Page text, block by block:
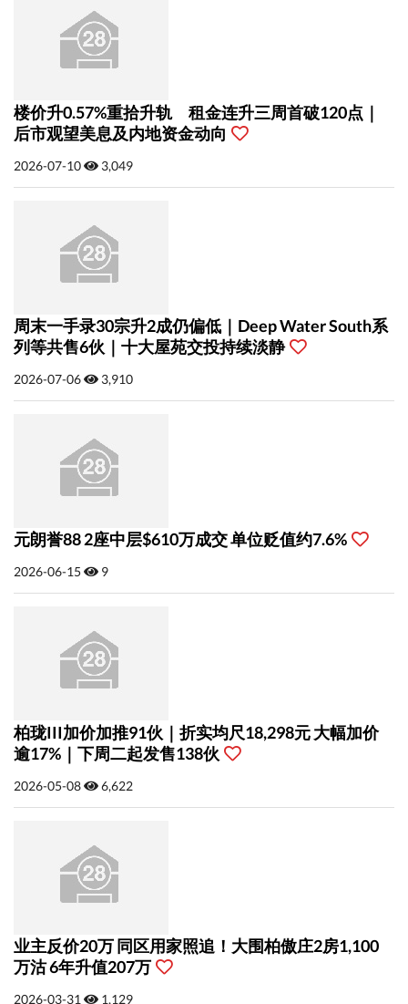
楼价升0.57%重拾升轨 租金连升三周首破120点｜
后市观望美息及内地资金动向
2026-07-10 3,049
周末一手录30宗升2成仍偏低｜Deep Water South系
列等共售6伙｜十大屋苑交投持续淡静
2026-07-06 3,910
元朗誉88 2座中层$610万成交 单位贬值约7.6%
2026-06-15 9
柏珑III加价加推91伙｜折实均尺18,298元 大幅加价
逾17%｜下周二起发售138伙
2026-05-08 6,622
业主反价20万 同区用家照追！大围柏傲庄2房1,100
万沽 6年升值207万
2026-03-31 1,129